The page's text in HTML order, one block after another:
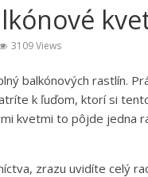
3109 Views
balkónových rastlín.
k ľuďom, ktorí si
kvetmi to pôjde jedna
zrazu uvidíte celý